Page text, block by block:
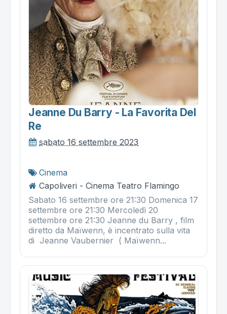
Jeanne Du Barry - La Favorita Del
Re
sabato 16 settembre 2023
Cinema
Capoliveri - Cinema Teatro Flamingo
Sabato 16 settembre ore 21:30 Domenica 17
settembre ore 21:30 Mercoledì 20
settembre ore 21:30 Jeanne du Barry , film
diretto da Maïwenn, è incentrato sulla vita
di Jeanne Vaubernier ( Maïwenn...